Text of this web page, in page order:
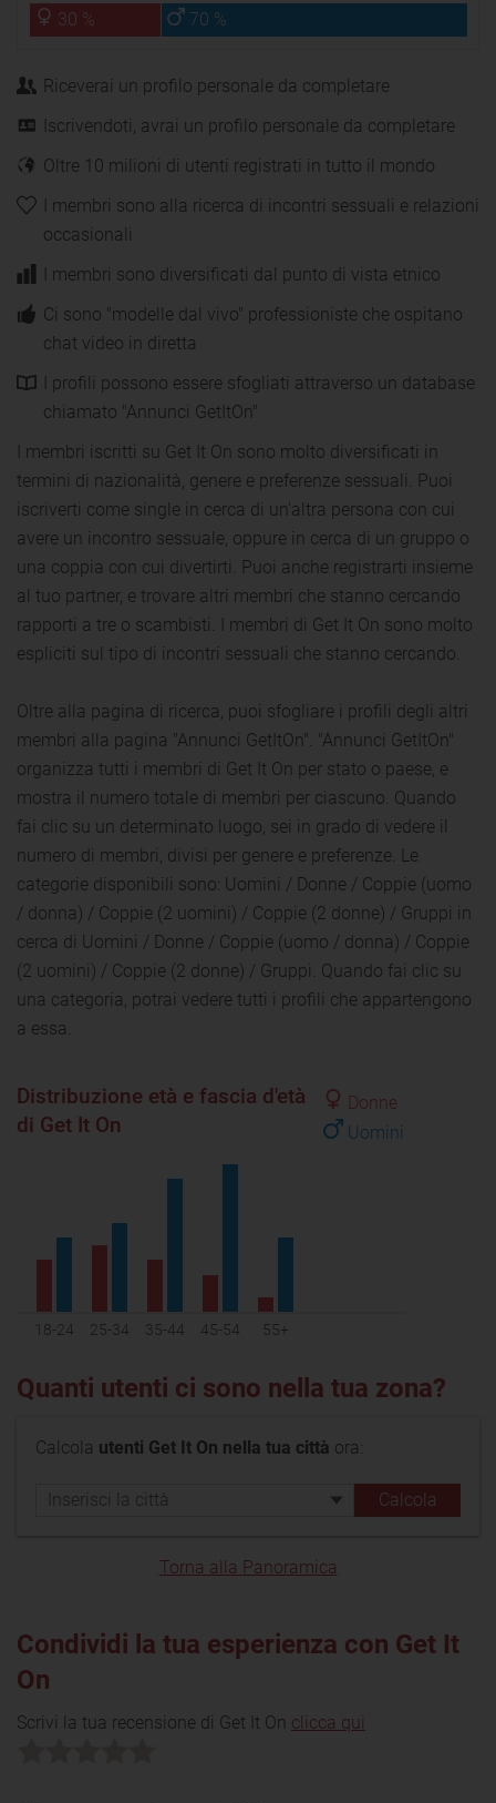
30 % 70 %
Riceverai un profilo personale da completare
Iscrivendoti, avrai un profilo personale da completare
Oltre 10 milioni di utenti registrati in tutto il mondo
I membri sono alla ricerca di incontri sessuali e relazioni
occasionali
I membri sono diversificati dal punto di vista etnico
Ci sono "modelle dal vivo" professioniste che ospitano
chat video in diretta
I profili possono essere sfogliati attraverso un database
chiamato "Annunci GetItOn"
I membri iscritti su Get It On sono molto diversificati in
termini di nazionalità, genere e preferenze sessuali. Puoi
iscriverti come single in cerca di un'altra persona con cui
avere un incontro sessuale, oppure in cerca di un gruppo o
una coppia con cui divertirti. Puoi anche registrarti insieme
al tuo partner, e trovare altri membri che stanno cercando
rapporti a tre o scambisti. I membri di Get It On sono molto
espliciti sul tipo di incontri sessuali che stanno cercando.
Oltre alla pagina di ricerca, puoi sfogliare i profili degli altri
membri alla pagina "Annunci GetItOn". "Annunci GetItOn"
organizza tutti i membri di Get It On per stato o paese, e
mostra il numero totale di membri per ciascuno. Quando
fai clic su un determinato luogo, sei in grado di vedere il
numero di membri, divisi per genere e preferenze. Le
categorie disponibili sono: Uomini / Donne / Coppie (uomo
/ donna) / Coppie (2 uomini) / Coppie (2 donne) / Gruppi in
cerca di Uomini / Donne / Coppie (uomo / donna) / Coppie
(2 uomini) / Coppie (2 donne) / Gruppi. Quando fai clic su
una categoria, potrai vedere tutti i profili che appartengono
a essa.
Donne
Uomini
Distribuzione età e fascia d'età
di Get It On
18-24 25-34 35-44 45-54 55+
Quanti utenti ci sono nella tua zona?
Calcola utenti Get It On nella tua città ora:
Torna alla Panoramica
Condividi la tua esperienza con Get It
On
Scrivi la tua recensione di Get It On clicca qui